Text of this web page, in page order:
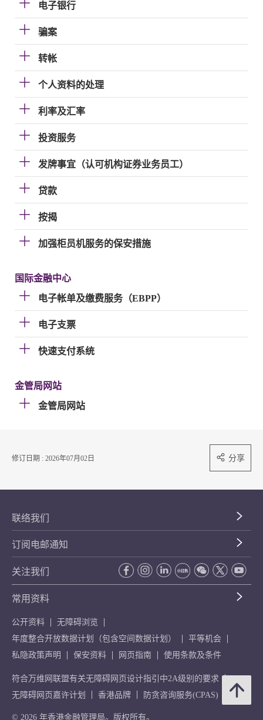
电子银行
骗案
转帐
个人资料的处理
利率及汇率
投资服务
发牌事宜（认可机构证券业务员工）
贷款
按揭
加强柜员机服务的保安措施
国际金融中心
电子帐单及缴费服务（EBPP）
电子支票
快速支付系统
金管局网站
金管局网站
修订日期 : 2026年07月02日 分享
联络我们
订阅电邮通知
关注我们
常用资料
公开资料
无障碍浏览
年度整合开放数据计划（包含空间数据计划）
平等机会
私隐政策声明
保安资料 网页指南 使用条款及条件
符合万维网联盟有关无障碍网页设计指引中2A级别的要求
无障碍网页嘉许计划
香港品牌 防贪咨询服务(CPAS)
© 2026 年香港金融管理局。版权所有。